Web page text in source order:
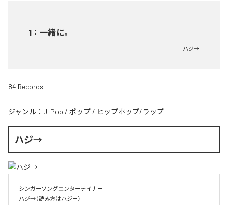
1 ： 一緒に。
ハジ→
84 Records
ジャンル： J-Pop / ポップ / ヒップホップ/ラップ
ハジ→
シンガーソングエンターテイナー
ハジ→（読み方はハジー）